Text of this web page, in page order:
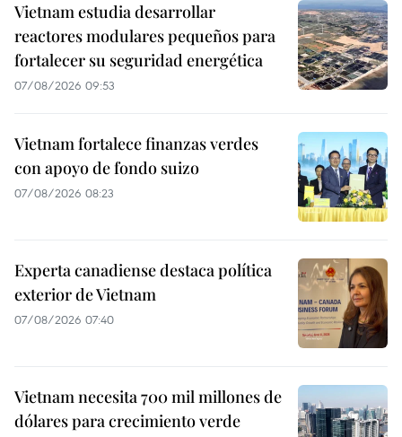
Vietnam estudia desarrollar
reactores modulares pequeños para
fortalecer su seguridad energética
07/08/2026 09:53
Vietnam fortalece finanzas verdes
con apoyo de fondo suizo
07/08/2026 08:23
Experta canadiense destaca política
exterior de Vietnam
07/08/2026 07:40
Vietnam necesita 700 mil millones de
dólares para crecimiento verde